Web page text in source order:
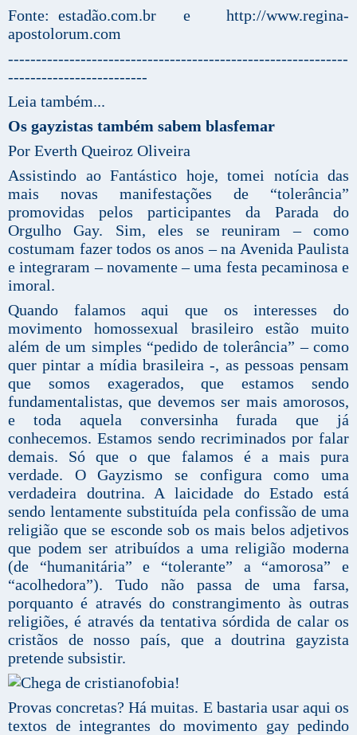
Fonte: estadão.com.br e http://www.regina-
apostolorum.com
-------------------------------------------------------------
-------------------------
Leia também...
Os gayzistas também sabem blasfemar
Por Everth Queiroz Oliveira
Assistindo ao Fantástico hoje, tomei notícia das
mais novas manifestações de “tolerância”
promovidas pelos participantes da Parada do
Orgulho Gay. Sim, eles se reuniram – como
costumam fazer todos os anos –na Avenida Paulista
e integraram – novamente – uma festa pecaminosa e
imoral.
Quando falamos aqui que os interesses do
movimento homossexual brasileiro estão muito
além de um simples “pedido de tolerância” – como
quer pintar a mídia brasileira -, as pessoas pensam
que somos exagerados, que estamos sendo
fundamentalistas, que devemos ser mais amorosos,
e toda aquela conversinha furada que já
conhecemos. Estamos sendo recriminados por falar
demais. Só que o que falamos é a mais pura
verdade. O Gayzismo se configura como uma
verdadeira doutrina. A laicidade do Estado está
sendo lentamente substituída pela confissão de uma
religião que se esconde sob os mais belos adjetivos
que podem ser atribuídos a uma religião moderna
(de “humanitária” e “tolerante” a “amorosa” e
“acolhedora”). Tudo não passa de uma farsa,
porquanto é através do constrangimento às outras
religiões, é através da tentativa sórdida de calar os
cristãos de nosso país, que a doutrina gayzista
pretende subsistir.
Provas concretas? Há muitas. E bastaria usar aqui os
textos de integrantes do movimento gay pedindo